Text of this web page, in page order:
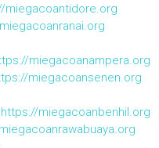
miegacoantidore.org
miegacoanampera.org
miegacoansenen.org
https://miegacoanbenhil.org